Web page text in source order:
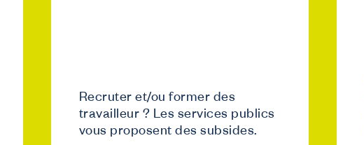
Recruter et/ou former des
travailleur ? Les services publics
vous proposent des subsides.